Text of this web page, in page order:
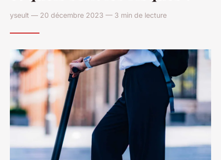
yseult — 20 décembre 2023 — 3 min de lecture